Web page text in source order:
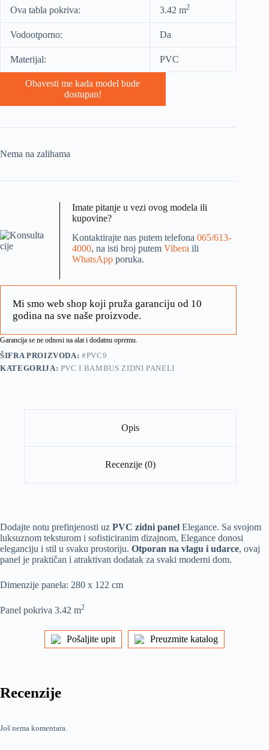
Ova tabla pokriva: 3.42 m2
Vodootporno: Da
Materijal: PVC
Obavesti me kada model bude
dostupan!
Nema na zalihama
Imate pitanje u vezi ovog modela ili
kupovine?
Kontaktirajte nas putem telefona 065/613-
4000, na isti broj putem Vibera ili
WhatsApp poruka.
Mi smo web shop koji pruža garanciju od 10
godina na sve naše proizvode.
Garancija se ne odnosi na alat i dodatnu opremu.
ŠIFRA PROIZVODA:#PVC9
KATEGORIJA: PVC I BAMBUS ZIDNI PANELI
Opis
Recenzije (0)
Dodajte notu prefinjenosti uz PVC zidni panel Elegance. Sa svojom
luksuznom teksturom i sofisticiranim dizajnom, Elegance donosi
eleganciju i stil u svaku prostoriju. Otporan na vlagu i udarce, ovaj
panel je praktičan i atraktivan dodatak za svaki moderni dom.
Dimenzije panela: 280 x 122 cm
Panel pokriva 3.42 m2
Pošaljite upit Preuzmite katalog
Recenzije
Još nema komentara.